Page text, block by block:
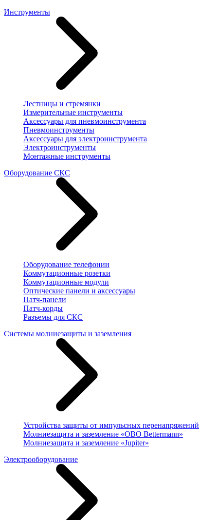
Инструменты
Лестницы и стремянки
Измерительные инструменты
Аксессуары для пневмоинструмента
Пневмоинструменты
Аксессуары для электроинструмента
Электроинструменты
Монтажные инструменты
Оборудование СКС
Оборудование телефонии
Коммутационные розетки
Коммутационные модули
Оптические панели и аксессуары
Патч-панели
Патч-корды
Разъемы для СКС
Системы молниезащиты и заземления
Устройства защиты от импульсных перенапряжений
Молниезащита и заземление «OBO Bettermann»
Молниезащита и заземление «Jupiter»
Электрооборудование